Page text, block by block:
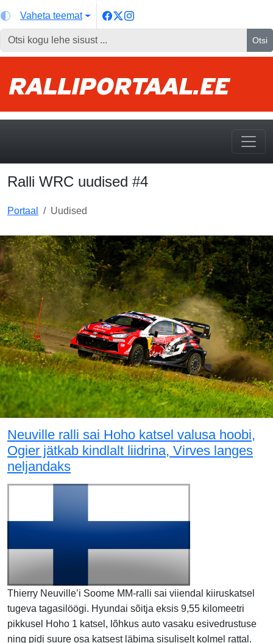
Vaheta teemat
Otsi
Ralli WRC uudised #4
Portaal Uudised
Neuville ralli sai Hoho katsel valusa hoobi,
Ogier jätkab kindlalt liidrina, Virves langes
neljandaks
Thierry Neuville’i Soome MM-ralli sai viiendal kiiruskatsel
tugeva tagasilöögi. Hyundai sõitja eksis 9,55 kilomeetri
pikkusel Hoho 1 katsel, lõhkus auto vasaku esivedrustuse
ning pidi suure osa katsest läbima sisuliselt kolmel rattal.